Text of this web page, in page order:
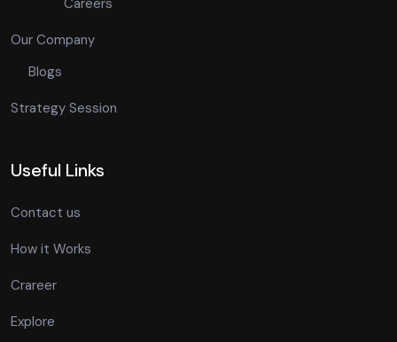
Our Company
Blogs
Strategy Session
Useful Links
Contact us
How it Works
Crareer
Explore